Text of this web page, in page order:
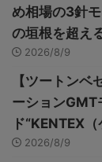
め相場の3針
の垣根を超え
2026/8/9
【ツートンベ
ーションGMT
ド“KENTEX
2026/8/9